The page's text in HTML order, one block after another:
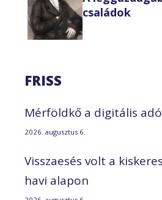
családok
FRISS
Mérföldkő a digitális
2026. augusztus 6.
Visszaesés volt a
havi alapon